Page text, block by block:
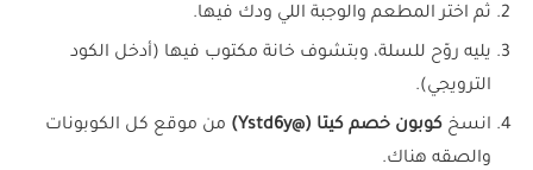
ثم اختر المطعم والوجبة اللي ودك فيها.
يليه روّح للسلة، وبتشوف خانة مكتوب فيها (أدخل الكود
الترويجي).
انسخ كوبون خصم كيتا (@Ystd6y)
من موقع كل الكوبونات
والصقه هناك.